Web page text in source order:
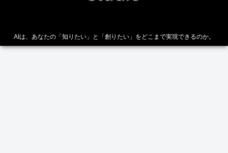
AIは、あなたの「知りたい」と「創りたい」をどこまで実現できるのか。